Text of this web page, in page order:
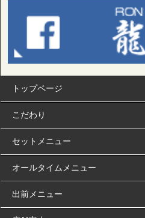
トップページ
こだわり
セットメニュー
オールタイムメニュー
出前メニュー